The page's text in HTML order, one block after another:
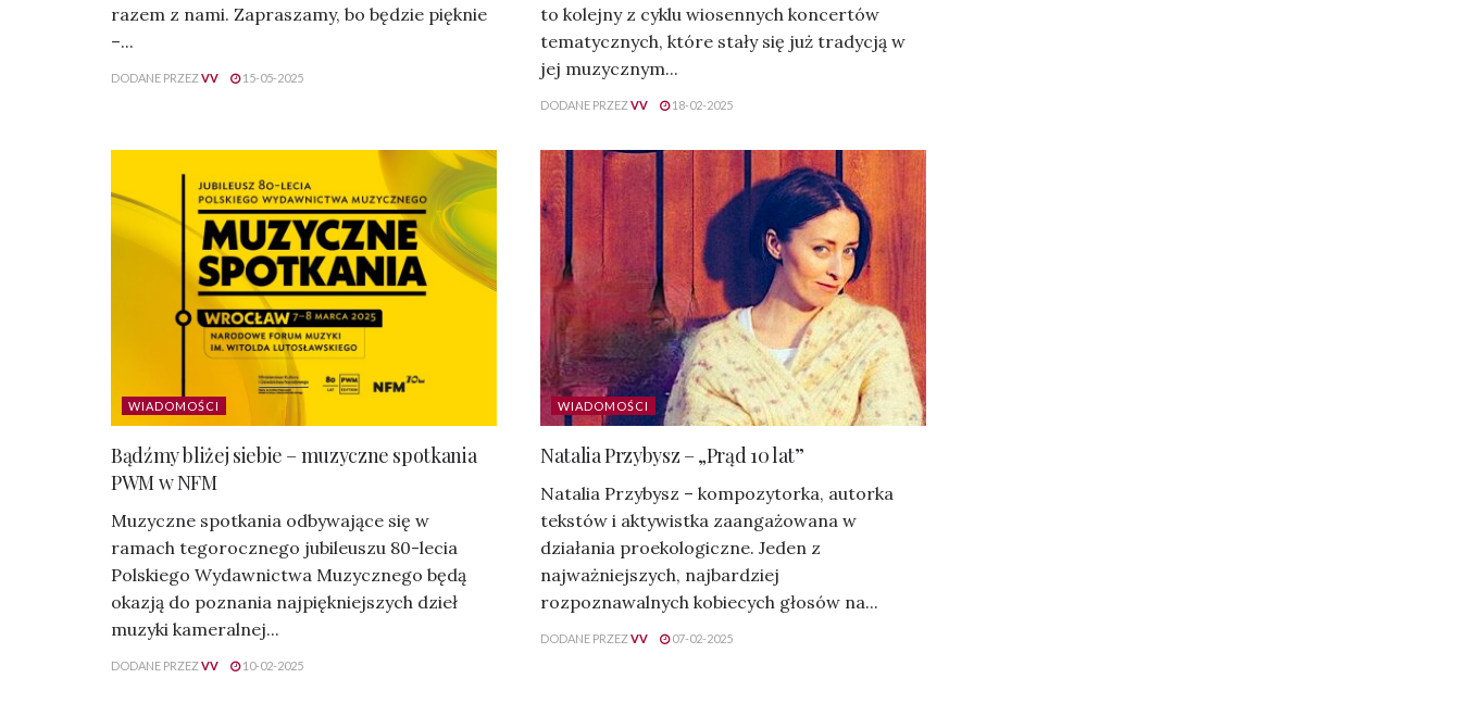
razem z nami. Zapraszamy, bo będzie pięknie
–...
DODANE PRZEZVV 15-05-2025
to kolejny z cyklu wiosennych koncertów
tematycznych, które stały się już tradycją w
jej muzycznym...
DODANE PRZEZVV 18-02-2025
WIADOMOŚCI
Bądźmy bliżej siebie – muzyczne spotkania
PWM w NFM
Muzyczne spotkania odbywające się w
ramach tegorocznego jubileuszu 80-lecia
Polskiego Wydawnictwa Muzycznego będą
okazją do poznania najpiękniejszych dzieł
muzyki kameralnej...
DODANE PRZEZVV 10-02-2025
WIADOMOŚCI
Natalia Przybysz – „Prąd 10 lat”
Natalia Przybysz – kompozytorka, autorka
tekstów i aktywistka zaangażowana w
działania proekologiczne. Jeden z
najważniejszych, najbardziej
rozpoznawalnych kobiecych głosów na...
DODANE PRZEZVV 07-02-2025